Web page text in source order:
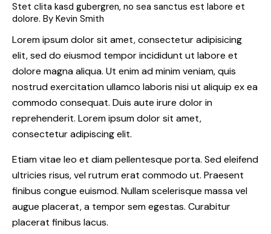
Stet clita kasd gubergren, no sea sanctus est labore et
dolore. By Kevin Smith
Lorem ipsum dolor sit amet, consectetur adipisicing
elit, sed do eiusmod tempor incididunt ut labore et
dolore magna aliqua. Ut enim ad minim veniam, quis
nostrud exercitation ullamco laboris nisi ut aliquip ex ea
commodo consequat. Duis aute irure dolor in
reprehenderit. Lorem ipsum dolor sit amet,
consectetur adipiscing elit.
Etiam vitae leo et diam pellentesque porta. Sed eleifend
ultricies risus, vel rutrum erat commodo ut. Praesent
finibus congue euismod. Nullam scelerisque massa vel
augue placerat, a tempor sem egestas. Curabitur
placerat finibus lacus.